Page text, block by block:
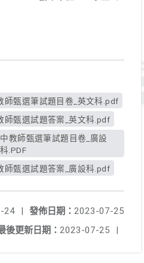
師甄選筆試題目卷_英文科.pdf
師甄選試題答案_英文科.pdf
科.PDF
師甄選試題答案_廣設科.pdf
發佈日期： 2023-07-25
24
|
後更新日期： 2023-07-25 |